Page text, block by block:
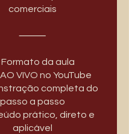
comerciais
⸻
Formato da aula
VIVO no YouTube
completa do
passo a passo
prático, direto e
aplicável